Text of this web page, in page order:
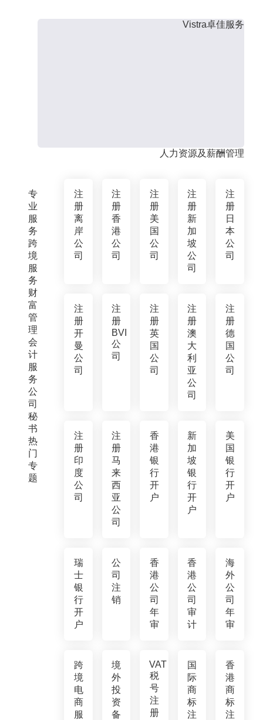
专
业
服
务
跨
境
服
务
财
富
管
理
会
计
服
务
公
司
秘
书
热
门
专
题
Vistra卓佳服务
人力资源及薪酬管理
注
册
离
岸
公
司
注
册
香
港
公
司
注
册
美
国
公
司
注
册
新
加
坡
公
司
注
册
日
本
公
司
注
册
开
曼
公
司
注
册
BVI
公
司
注
册
英
国
公
司
注
册
澳
大
利
亚
公
司
注
册
德
国
公
司
注
册
印
度
公
司
注
册
马
来
西
亚
公
司
香
港
银
行
开
户
新
加
坡
银
行
开
户
美
国
银
行
开
户
瑞
士
银
行
开
户
公
司
注
销
香
港
公
司
年
审
香
港
公
司
审
计
海
外
公
司
年
审
跨
境
电
商
服
境
外
投
资
备
VAT
税
号
注
册
国
际
商
标
注
香
港
商
标
注